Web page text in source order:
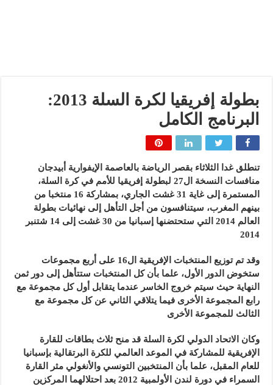
بطولة إفريقيا لكرة السلة 2013:
البرنامج الكامل
تنطلق غدا الثلاثاء بقصر الرياضة بالعاصمة الإيفوارية أبيدجان
منافسات النسخة ال27 لبطولة إفريقيا للأمم في كرة السلة،
المستمرة إلى غاية 31 غشت الجاري، بمشاركة 16 منتخبا من
بينهم المغرب، سيتنافسون من أجل التأهل إلى نهائيات بطولة
العالم 2014 التي ستحتضنها إسبانيا من 30 غشت إلى 14 شتنبر
2014
وقد تم توزيع المنتخبات الإفريقية ال16 على أربع مجموعات
ستخوض الدور الأول، علما بأن كل المنتخبات ستتأهل إلى دور ثمن
النهاية حيث سيتم خروج الخاسر عندما يتقابل أول كل مجموعة مع
رابع المجموعة الأخرى فيما يتلاقي الثاني عن كل مجموعة مع
الثالث للمجموعة الأخرى
وكان الاتحاد الدولي لكرة السلة قد منح ثلاث بطاقات للقارة
الإفريقية للمشاركة في الموعد العالمي للكرة البرتقالية بإسبانيا
للعام المقبل، علما بأن المنتخبين التونسي والأنغولي مثر القارة
السمراء في دورة لندن الأولمبية 2012 بعد احتلالهما المركزين